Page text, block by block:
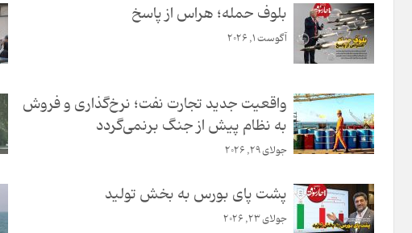
بلوف حمله؛ هراس از پاسخ
آگوست 1, 2026
واقعیت جدید تجارت نفت؛ نرخ‌گذاری و فروش
به نظام پیش از جنگ برنمی‌گردد
جولای 29, 2026
پشت پای بورس به بخش تولید
جولای 23, 2026